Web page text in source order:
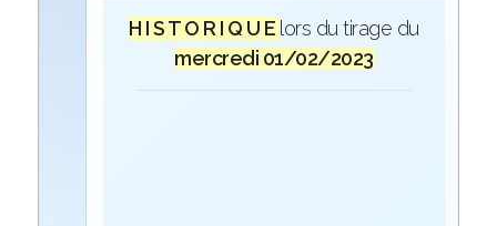
H I S T O R I Q U E lors du tirage du
mercredi 01/02/2023